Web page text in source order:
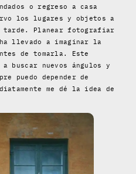
o regreso a casa
los lugares y objetos a
tarde. Planear fotografiar
llevado a imaginar la
de tomarla. Este
a buscar nuevos ángulos y
puedo depender de
me dé la idea de